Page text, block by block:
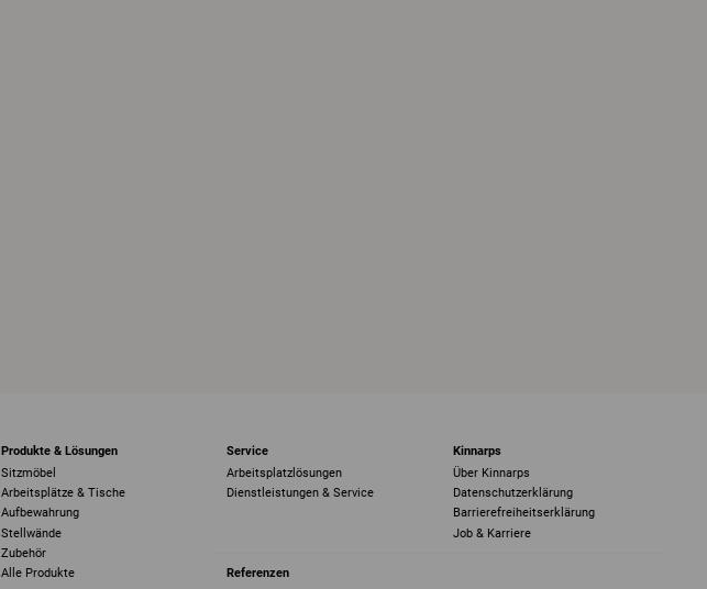
Produkte & Lösungen
Sitzmöbel
Arbeitsplätze & Tische
Aufbewahrung
Stellwände
Zubehör
Alle Produkte
Service
Arbeitsplatzlösungen
Dienstleistungen & Service
Kinnarps
Über Kinnarps
Datenschutzerklärung
Barrierefreiheits­erklärung
Job & Karriere
Referenzen